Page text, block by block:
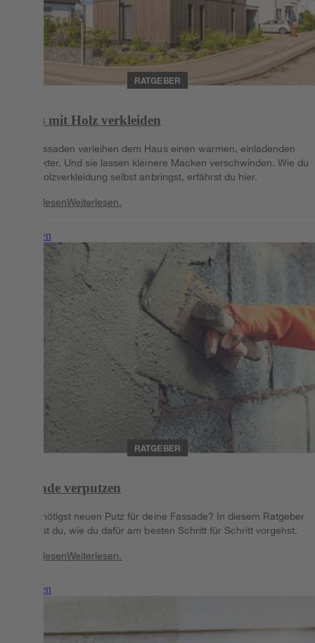
RATGEBER
Haus mit Holz verkleiden
Holzfassaden verleihen dem Haus einen warmen, einladenden
Charakter. Und sie lassen kleinere Macken verschwinden. Wie du
eine Holzverkleidung selbst anbringst, erfährst du hier.
WeiterlesenWeiterlesen.
Weiterlesen
RATGEBER
Fassade verputzen
Du benötigst neuen Putz für deine Fassade? In diesem Ratgeber
erfährst du, wie du dafür am besten Schritt für Schritt vorgehst.
WeiterlesenWeiterlesen.
Weiterlesen